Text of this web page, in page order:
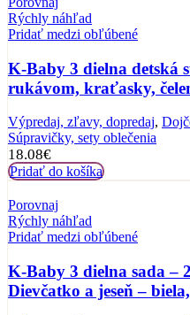
Rýchly náhľad
Pridať medzi obľúbené
K-Baby 3 dielna detská
rukávom, kraťasky,
Výpredaj, zľavy, dopredaj,
Súpravičky, sety oblečenia
18.08€
Pridať do košíka
Porovnaj
Rýchly náhľad
Pridať medzi obľúbené
K-Baby 3 dielna sada –
Dievčatko a jeseň –